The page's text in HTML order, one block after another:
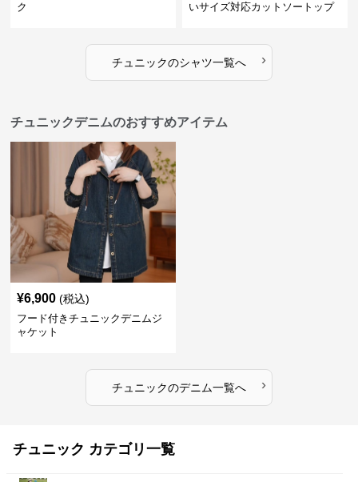
ク
いサイズ対応カットソートップ
チュニックのシャツ一覧へ ›
チュニックデニムのおすすめアイテム
¥6,900 (税込)
フード付きチュニックデニムジ
ャケット
チュニックのデニム一覧へ ›
チュニック カテゴリ一覧